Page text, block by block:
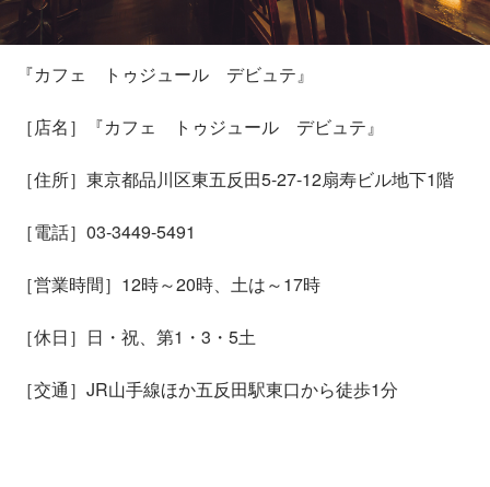
『カフェ トゥジュール デビュテ』
［店名］『カフェ トゥジュール デビュテ』
［住所］東京都品川区東五反田5-27-12扇寿ビル地下1階
［電話］03-3449-5491
［営業時間］12時～20時、土は～17時
［休日］日・祝、第1・3・5土
［交通］JR山手線ほか五反田駅東口から徒歩1分